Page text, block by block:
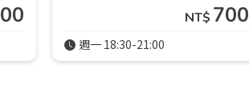
NT$ 700
週一 18:30-21:00